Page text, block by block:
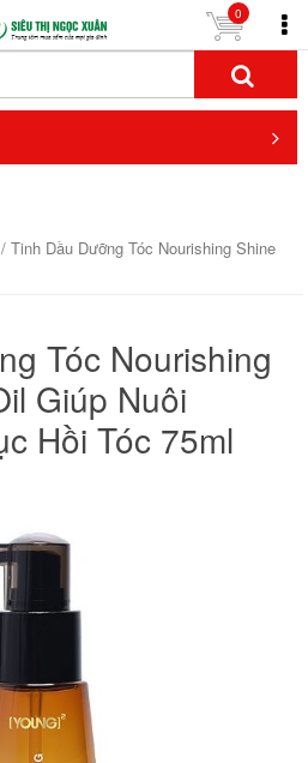
0
/ Tinh Dầu Dưỡng Tóc Nourishing Shine
Tóc Nourishing
Giúp Nuôi
Hồi Tóc 75ml